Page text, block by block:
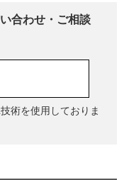
合わせ・ご相談
術を使用しておりま